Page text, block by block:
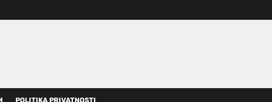
POLITIKA PRIVATNOSTI